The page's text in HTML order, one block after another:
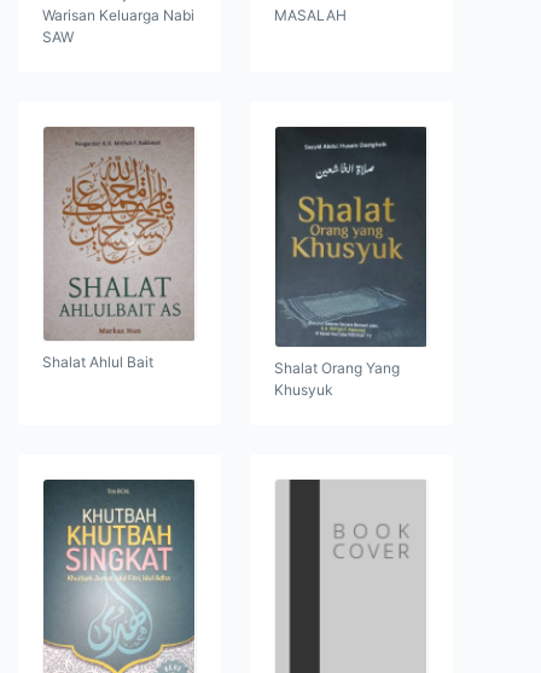
Warisan Keluarga Nabi
SAW
MASALAH
Shalat Ahlul Bait
Shalat Orang Yang
Khusyuk